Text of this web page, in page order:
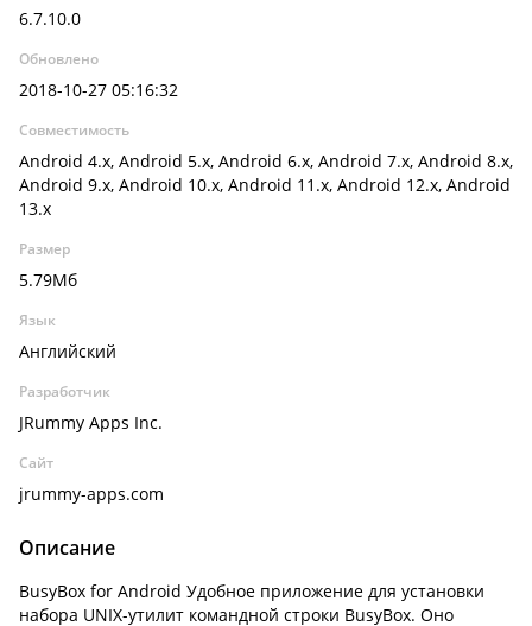
6.7.10.0
Обновлено
2018-10-27 05:16:32
Совместимость
Android 4.x, Android 5.x, Android 6.x, Android 7.x, Android 8.x,
Android 9.x, Android 10.x, Android 11.x, Android 12.x, Android
13.x
Размер
5.79Мб
Язык
Английский
Разработчик
JRummy Apps Inc.
Сайт
jrummy-apps.com
Описание
BusyBox for Android Удобное приложение для установки
набора UNIX-утилит командной строки BusyBox. Оно